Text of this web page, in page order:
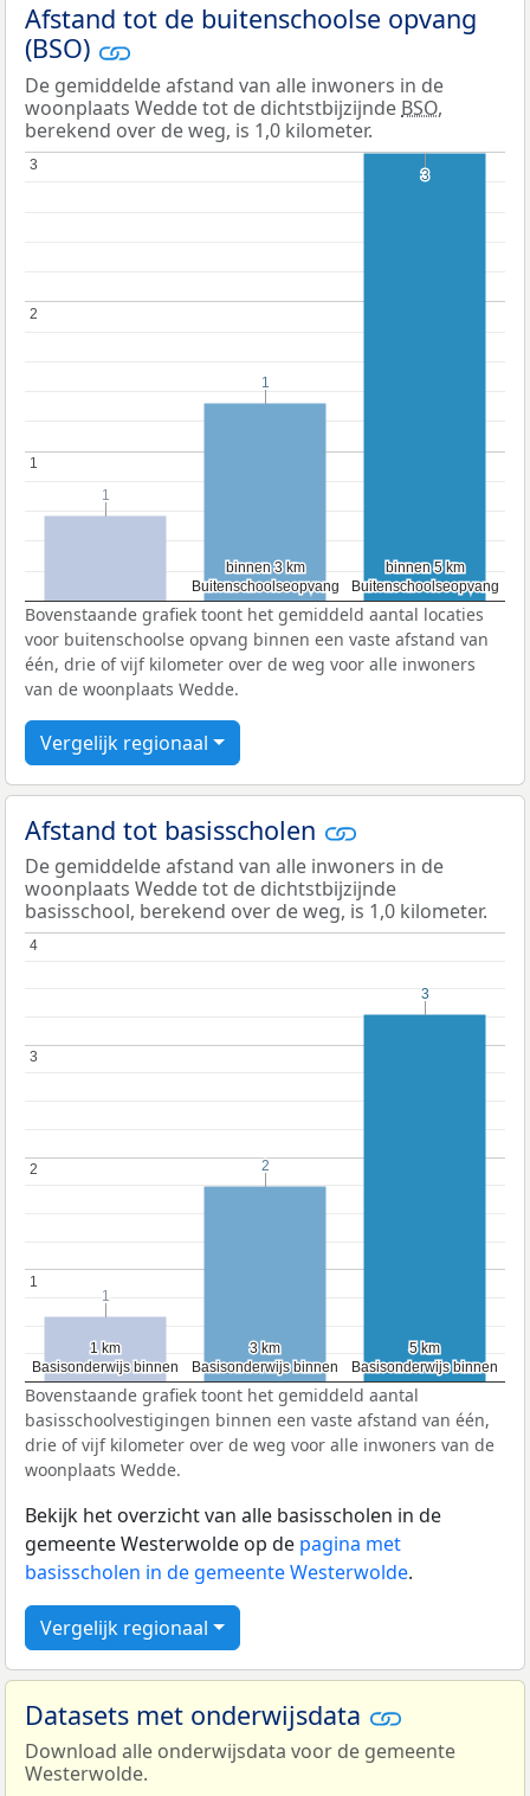
Afstand tot de buitenschoolse opvang
(BSO)
De gemiddelde afstand van alle inwoners in de
woonplaats Wedde tot de dichtstbijzijnde BSO,
berekend over de weg, is 1,0 kilometer.
Buitenschoolseopvang
Buitenschoolseopvang
binnen 3 km
binnen 3 km
Buitenschoolseopvang
Buitenschoolseopvang
binnen 5 km
binnen 5 km
1
1
2
2
3
3
1
1
1
1
3
3
Bovenstaande grafiek toont het gemiddeld aantal locaties
voor buitenschoolse opvang binnen een vaste afstand van
één, drie of vijf kilometer over de weg voor alle inwoners
van de woonplaats Wedde.
Vergelijk regionaal
Afstand tot basisscholen
De gemiddelde afstand van alle inwoners in de
woonplaats Wedde tot de dichtstbijzijnde
basisschool, berekend over de weg, is 1,0 kilometer.
Basisonderwijs binnen
Basisonderwijs binnen
1 km
1 km
Basisonderwijs binnen
Basisonderwijs binnen
3 km
3 km
Basisonderwijs binnen
Basisonderwijs binnen
5 km
5 km
1
1
2
2
3
3
4
4
1
1
2
2
3
3
Bovenstaande grafiek toont het gemiddeld aantal
basisschoolvestigingen binnen een vaste afstand van één,
drie of vijf kilometer over de weg voor alle inwoners van de
woonplaats Wedde.
Bekijk het overzicht van alle basisscholen in de
gemeente Westerwolde op de pagina met
basisscholen in de gemeente Westerwolde.
Vergelijk regionaal
Datasets met onderwijsdata
Download alle onderwijsdata voor de gemeente
Westerwolde.